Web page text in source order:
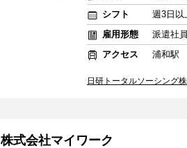
シフト
週3日以
雇用形態
派遣社員
アクセス
浦和駅
日研トータルソーシング
株式会社マイワーク